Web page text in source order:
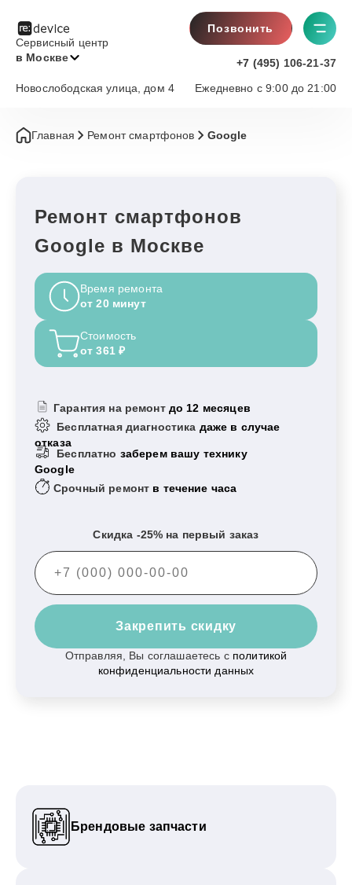
Сервисный центр
в Москве
Позвонить
+7 (495) 106-21-37
Ежедневно с 9:00 до 21:00
Новослободская улица, дом 4
Главная Ремонт смартфонов Google
Ремонт смартфонов
Google в Москве
Время ремонта
от 20 минут
Стоимость
от 361 ₽
Гарантия на ремонт до 12 месяцев
Бесплатная диагностика даже в случае
отказа
Бесплатно заберем вашу технику
Google
Срочный ремонт в течение часа
Скидка -25% на первый заказ
Закрепить скидку
Отправляя, Вы соглашаетесь с политикой
конфиденциальности данных
Брендовые запчасти